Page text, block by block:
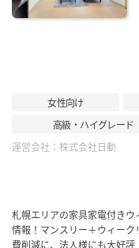
女性向け
高級・ハイグレード
運営会社： 株式会社日動
札幌エリアの家具家電付き
情報！マンスリー＋ウィー
費削減に、法人様にも大好評